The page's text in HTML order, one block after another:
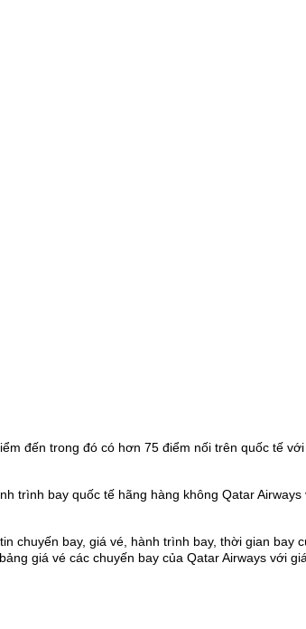
đến trong đó có hơn 75 điểm nối trên quốc tế
trình bay quốc tế hãng hàng không Qatar
chuyến bay, giá vé, hành trình bay, thời gian bay
giá vé các chuyến bay của Qatar Airways với